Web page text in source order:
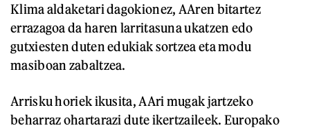
Klima aldaketari dagokionez, AAren bitartez
errazagoa da haren larritasuna ukatzen edo
gutxiesten duten edukiak sortzea eta modu
masiboan zabaltzea.
Arrisku horiek ikusita, AAri mugak jartzeko
beharraz ohartarazi dute ikertzaileek. Europako